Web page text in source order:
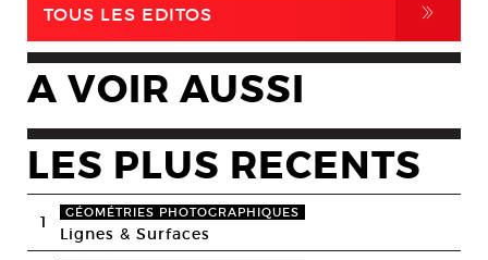
TOUS LES EDITOS ,
A VOIR AUSSI
LES PLUS RECENTS
1 GÉOMÉTRIES PHOTOGRAPHIQUES
Lignes & Surfaces